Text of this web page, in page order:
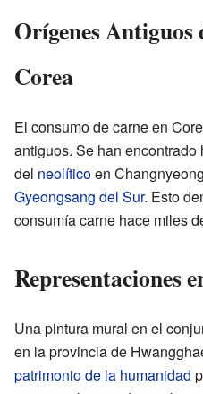
Orígenes Antiguos
Corea
El consumo de carne en
antiguos. Se han
del neolíticoen
Gyeongsang del Sur. Esto
consumía carne hace miles
Representaciones
Una pintura mural en el
en la provincia de
patrimonio de la humanidad